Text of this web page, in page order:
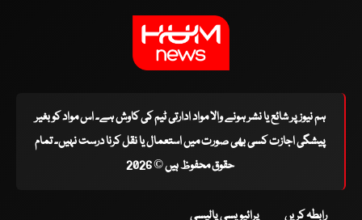
ہم نیوز پر شائع یا نشر ہونے والا مواد ادارتی ٹیم کی کاوش ہے۔ اس مواد کو بغیر
پیشگی اجازت کسی بھی صورت میں استعمال یا نقل کرنا درست نہیں۔ تمام
حقوق محفوظ ہیں © 2026
رابطہ کریں پرائیویسی پالیسی